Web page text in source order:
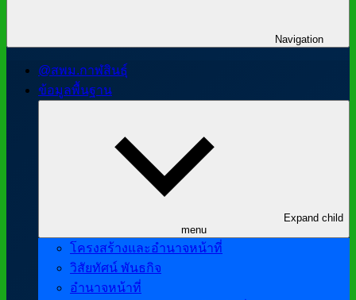
Navigation
@สพม.กาฬสินธุ์
ข้อมูลพื้นฐาน
Expand child
menu
โครงสร้างและอำนาจหน้าที่
วิสัยทัศน์ พันธกิจ
อำนาจหน้าที่